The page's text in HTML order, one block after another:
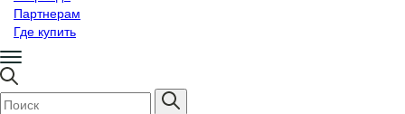
Партнерам
Где купить